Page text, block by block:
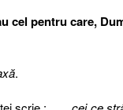
cel pentru care,
.